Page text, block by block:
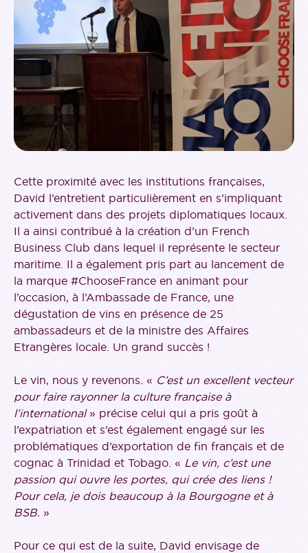
Cette proximité avec les institutions françaises,
David l’entretient particulièrement en s’impliquant
activement dans des projets diplomatiques locaux.
Il a ainsi contribué à la création d’un French
Business Club dans lequel il représente le secteur
maritime. Il a également pris part au lancement de
la marque #ChooseFrance en animant pour
l’occasion, à l’Ambassade de France, une
dégustation de vins en présence de 25
ambassadeurs et de la ministre des Affaires
Etrangères locale. Un grand succès !
Le vin, nous y revenons. « C’est un excellent vecteur
pour faire rayonner la culture française à
l’international» précise celui qui a pris goût à
l’expatriation et s’est également engagé sur les
problématiques d’exportation de fin français et de
cognac à Trinidad et Tobago. « Le vin, c’est une
passion qui ouvre les portes, qui crée des liens !
Pour cela, je dois beaucoup à la Bourgogne et à
BSB. »
Pour ce qui est de la suite, David envisage de